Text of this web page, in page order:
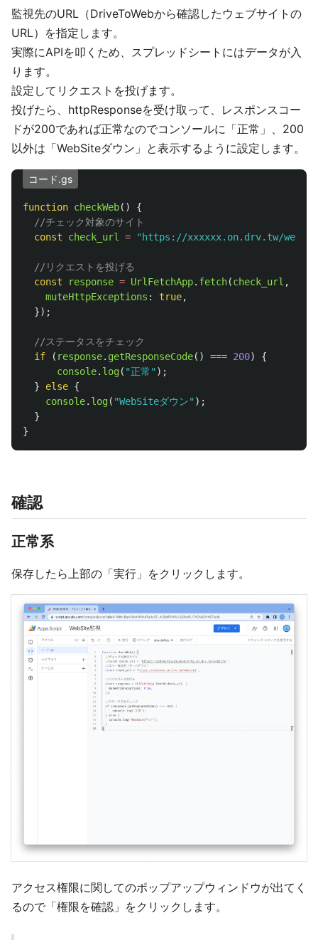
監視先のURL（DriveToWebから確認したウェブサイトの
URL）を指定します。
実際にAPIを叩くため、スプレッドシートにはデータが入
ります。
設定してリクエストを投げます。
投げたら、httpResponseを受け取って、レスポンスコー
ドが200であれば正常なのでコンソールに「正常」、200
以外は「WebSiteダウン」と表示するように設定します。
コード.gs
function checkWeb()
{
//チェック対象のサイト
const
check_url = " https://xxxxxx.on.drv.tw/
//リクエストを投げる
const
response = UrlFetchApp. fetch(check_url ,
muteHttpExceptions : true,
});
//ステータスをチェック
if
( response. getResponseCode() === 200)
{
console. log( "正常 " );
}
else {
console. log( "WebSiteダウン" );
}
}
確認
正常系
保存したら上部の「実行」をクリックします。
アクセス権限に関してのポップアップウィンドウが出てく
るので「権限を確認」をクリックします。